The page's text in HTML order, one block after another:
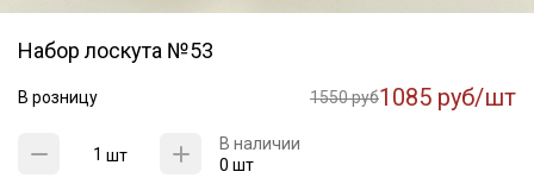
Набор лоскута №53
В розницу 1550 руб1085 руб/шт
шт
В наличии
0 шт